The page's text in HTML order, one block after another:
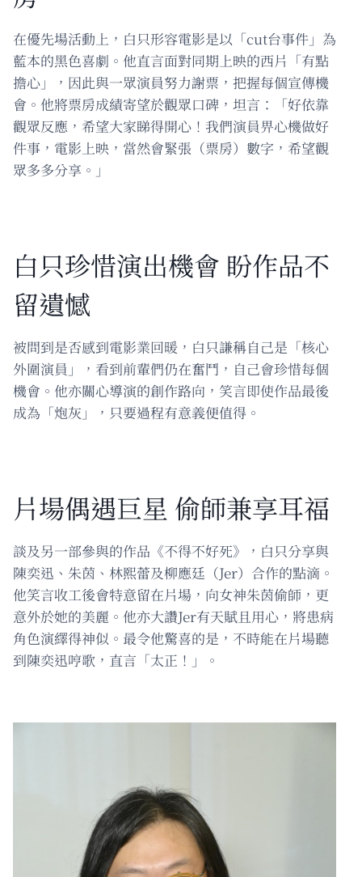
在優先場活動上，白只形容電影是以「cut台事件」為
藍本的黑色喜劇。他直言面對同期上映的西片「有點
擔心」，因此與一眾演員努力謝票，把握每個宣傳機
會。他將票房成績寄望於觀眾口碑，坦言：「好依靠
觀眾反應，希望大家睇得開心！我們演員畀心機做好
件事，電影上映，當然會緊張（票房）數字，希望觀
眾多多分享。」
白只珍惜演出機會 盼作品不
留遺憾
被問到是否感到電影業回暖，白只謙稱自己是「核心
外圍演員」，看到前輩們仍在奮鬥，自己會珍惜每個
機會。他亦關心導演的創作路向，笑言即使作品最後
成為「炮灰」，只要過程有意義便值得。
片場偶遇巨星 偷師兼享耳福
談及另一部參與的作品《不得不好死》，白只分享與
陳奕迅、朱茵、林熙蕾及柳應廷（Jer）合作的點滴。
他笑言收工後會特意留在片場，向女神朱茵偷師，更
意外於她的美麗。他亦大讚Jer有天賦且用心，將患病
角色演繹得神似。最令他驚喜的是，不時能在片場聽
到陳奕迅哼歌，直言「太正！」。